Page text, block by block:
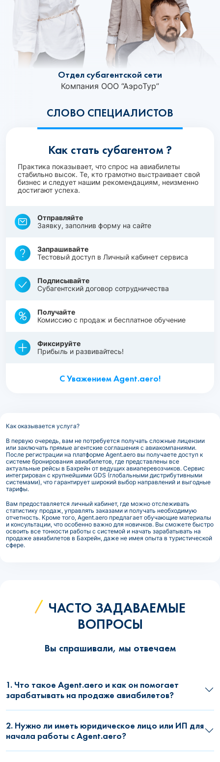
СЛОВО СПЕЦИАЛИСТОВ
Отдел субагентской сети
Компания ООО “АэроТур”
Как стать субагентом ?
Практика показывает, что спрос на авиабилеты
стабильно высок. Те, кто грамотно выстраивает свой
бизнес и следует нашим рекомендациям, неизменно
достигают успеха.
Отправляйте
Заявку, заполнив форму на сайте
Запрашивайте
Тестовый доступ в Личный кабинет сервиса
Подписывайте
Субагентский договор сотрудничества
Получайте
Комиссию с продаж и бесплатное обучение
Фиксируйте
Прибыль и развивайтесь!
С Уважением Agent.aero!
Как оказывается услуга?
В первую очередь, вам не потребуется получать сложные лицензии
или заключать прямые агентские соглашения с авиакомпаниями.
После регистрации на платформе Agent.aero вы получаете доступ к
системе бронирования авиабилетов, где представлены все
актуальные рейсы в Бахрейн от ведущих авиаперевозчиков. Сервис
интегрирован с крупнейшими GDS (глобальными дистрибутивными
системами), что гарантирует широкий выбор направлений и выгодные
тарифы.
Вам предоставляется личный кабинет, где можно отслеживать
статистику продаж, управлять заказами и получать необходимую
отчетность. Кроме того, Agent.aero предлагает обучающие материалы
и консультации, что особенно важно для новичков. Вы сможете быстро
освоить все тонкости работы с системой и начать зарабатывать на
продаже авиабилетов в Бахрейн, даже не имея опыта в туристической
сфере.
ЧАСТО ЗАДАВАЕМЫЕ
ВОПРОСЫ
Вы спрашивали, мы отвечаем
1. Что такое Agent.aero и как он помогает
зарабатывать на продаже авиабилетов?
2. Нужно ли иметь юридическое лицо или ИП для
начала работы с Agent.aero?